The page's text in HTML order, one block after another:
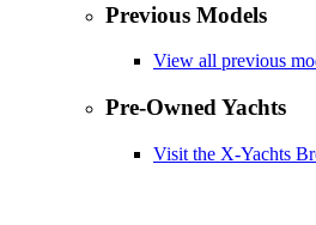
Previous Models
View all previous
Pre-Owned Yachts
Visit the X-Yachts